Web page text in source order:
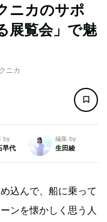
ニカのサポ
展覧会」で魅
ニカ
by
早代
編集 by
生田綾
込んで、船に乗って
ンを懐かしく思う人